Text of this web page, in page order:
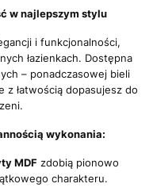
w najlepszym stylu
i funkcjonalności,
łazienkach. Dostępna
– ponadczasowej bieli
łatwością dopasujesz do
wykonania:
MDF zdobią pionowo
charakteru.